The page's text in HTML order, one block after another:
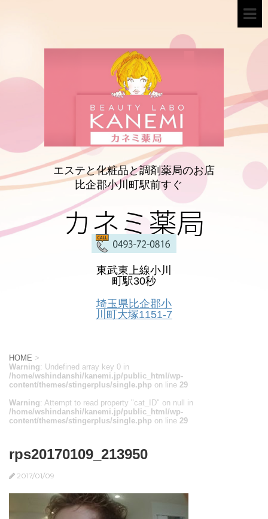
エステと化粧品と調剤薬局のお店
比企郡小川町駅前すぐ
カネミ薬局
東武東上線小川
町駅30秒
埼玉県比企郡小
川町大塚1151-7
HOME >
Warning: Undefined array key 0 in
/home/wshindanshi/kanemi.jp/public_html/wp-
content/themes/stingerplus/single.php on line 29
Warning: Attempt to read property "cat_ID" on null in
/home/wshindanshi/kanemi.jp/public_html/wp-
content/themes/stingerplus/single.php on line 29
rps20170109_213950
2017/01/09